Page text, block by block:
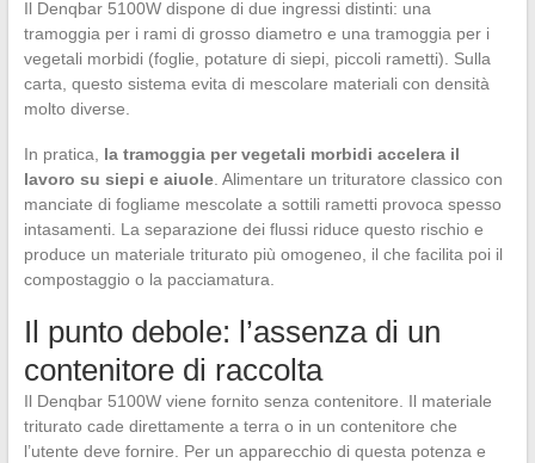
Il Denqbar 5100W dispone di due ingressi distinti: una
tramoggia per i rami di grosso diametro e una tramoggia per i
vegetali morbidi (foglie, potature di siepi, piccoli rametti). Sulla
carta, questo sistema evita di mescolare materiali con densità
molto diverse.
In pratica, la tramoggia per vegetali morbidi accelera il
lavoro su siepi e aiuole. Alimentare un trituratore classico con
manciate di fogliame mescolate a sottili rametti provoca spesso
intasamenti. La separazione dei flussi riduce questo rischio e
produce un materiale triturato più omogeneo, il che facilita poi il
compostaggio o la pacciamatura.
Il punto debole: l’assenza di un
contenitore di raccolta
Il Denqbar 5100W viene fornito senza contenitore. Il materiale
triturato cade direttamente a terra o in un contenitore che
l’utente deve fornire. Per un apparecchio di questa potenza e